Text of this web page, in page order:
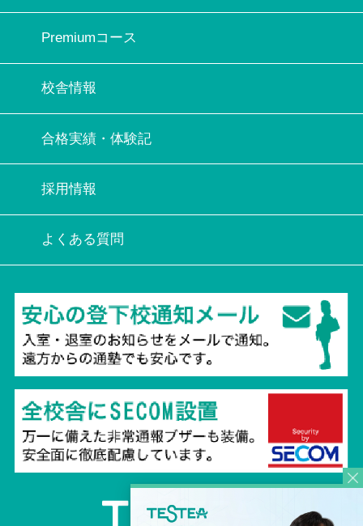
Premiumコース
校舎情報
合格実績・体験記
採用情報
よくある質問